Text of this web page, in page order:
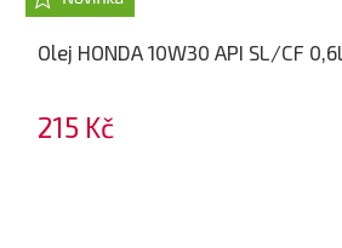
Olej HONDA 10W30 API SL/CF 0,6L
215 Kč